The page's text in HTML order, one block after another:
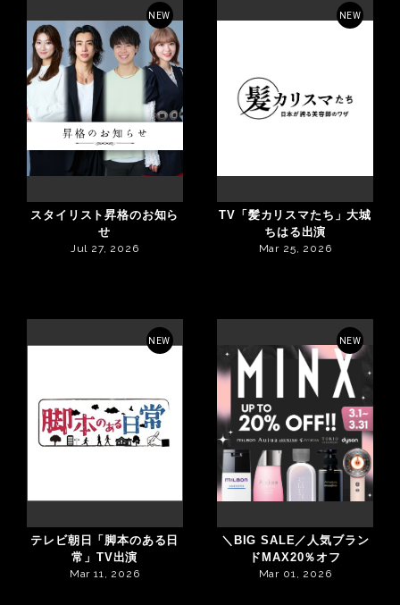
NEW
スタイリスト昇格のお知ら
せ
Jul 27, 2026
NEW
TV「髪カリスマたち」大城
ちはる出演
Mar 25, 2026
NEW
テレビ朝日「脚本のある日
常」TV出演
Mar 11, 2026
NEW
＼BIG SALE／人気ブラン
ドMAX20％オフ
Mar 01, 2026